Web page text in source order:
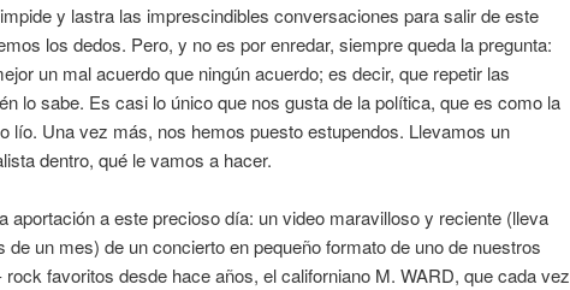
y lastra las imprescindibles conversaciones para salir de este
los dedos. Pero, y no es por enredar, siempre queda la pregunta:
un mal acuerdo que ningún acuerdo; es decir, que repetir las
lo sabe. Es casi lo único que nos gusta de la política, que es como la
lío. Una vez más, nos hemos puesto estupendos. Llevamos un
dentro, qué le vamos a hacer.
aportación a este precioso día: un video maravilloso y reciente (lleva
de un mes) de un concierto en pequeño formato de uno de nuestros
rock favoritos desde hace años, el californiano M. WARD, que cada vez